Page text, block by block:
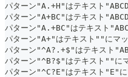
パターン"A.+H"はテキスト
パターン"A+BC"はテキスト
パターン"A.+BC"はテキスト
パターン"A+"はテキスト""にマッ
パターン"^A?.+$"はテキスト
パターン"^B?$"はテキスト""にマ
パターン"^C?E"はテキスト"E"に